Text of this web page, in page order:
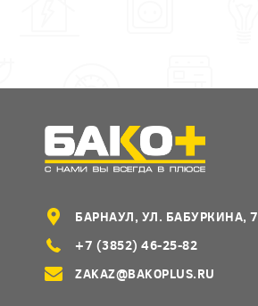
БАРНАУЛ, УЛ. БАБУРКИНА, 7
+7 (3852) 46-25-82
ZAKAZ@BAKOPLUS.RU